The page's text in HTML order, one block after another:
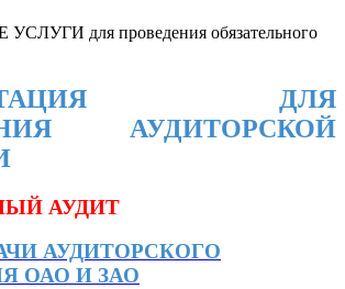
ДЛЯ
АУДИТОРСКОЙ
АУДИТ
АУДИТОРСКОГО
ОАО И ЗАО